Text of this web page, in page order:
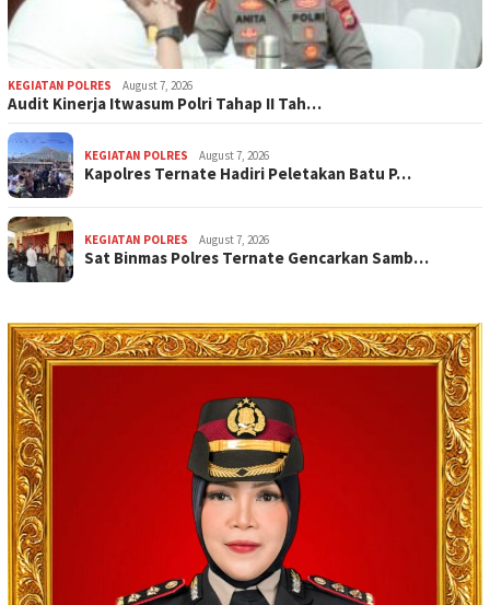
KEGIATAN POLRES August 7, 2026
Audit Kinerja Itwasum Polri Tahap II Tah…
KEGIATAN POLRES August 7, 2026
Kapolres Ternate Hadiri Peletakan Batu P…
KEGIATAN POLRES August 7, 2026
Sat Binmas Polres Ternate Gencarkan Samb…